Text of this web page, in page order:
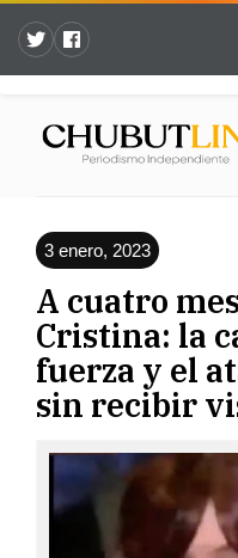
3 enero, 2023
A cuatro
Cristina: la
fuerza y el
sin recibir